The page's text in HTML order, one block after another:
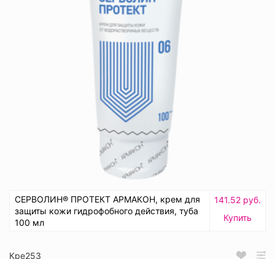
СЕРВОЛИН® ПРОТЕКТ АРМАКОН, крем для
защиты кожи гидрофобного действия, туба
100 мл
141.52 руб.
Купить
Кре253